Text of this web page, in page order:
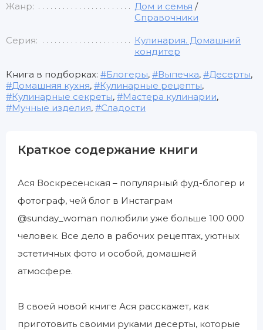
Жанр: Дом и семья /
Справочники
Серия:
Кулинария. Домашний
кондитер
Книга в подборках: Блогеры, Выпечка, Десерты,
Домашняя кухня, Кулинарные рецепты,
Кулинарные секреты, Мастера кулинарии,
Мучные изделия, Сладости
Краткое содержание книги
Ася Воскресенская – популярный фуд-блогер и
фотограф, чей блог в Инстаграм
@sunday_woman полюбили уже больше 100 000
человек. Все дело в рабочих рецептах, уютных
эстетичных фото и особой, домашней
атмосфере.
В своей новой книге Ася расскажет, как
приготовить своими руками десерты, которые